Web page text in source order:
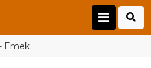
Emek